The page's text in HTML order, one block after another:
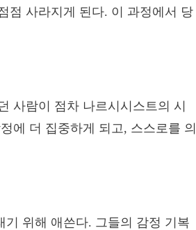
점 사라지게 된다. 이 과정에서 당
사람이 점차 나르시시스트의 시
에 더 집중하게 되고, 스스로를 의
위해 애쓴다. 그들의 감정 기복